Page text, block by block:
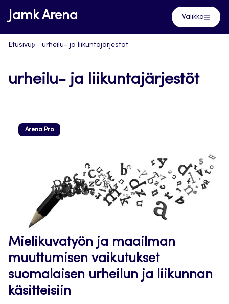
Siirry
suoraan
sisältöön
Jamk Arena Valikko
Etusivu urheilu- ja liikuntajärjestöt
urheilu- ja liikuntajärjestöt
Arena Pro
Mielikuvatyön ja maailman
muuttumisen vaikutukset
suomalaisen urheilun ja liikunnan
käsitteisiin